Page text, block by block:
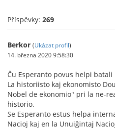
Příspěvky: 269
Berkor (Ukázat profil)
14. března 2020 9:58:30
Ĉu Esperanto povus helpi
La historiisto kaj ekonomisto
Nobel de ekonomio" pri la ne-
historio.
Se Esperanto estus helpa
Nacioj kaj en la Unuiĝintaj